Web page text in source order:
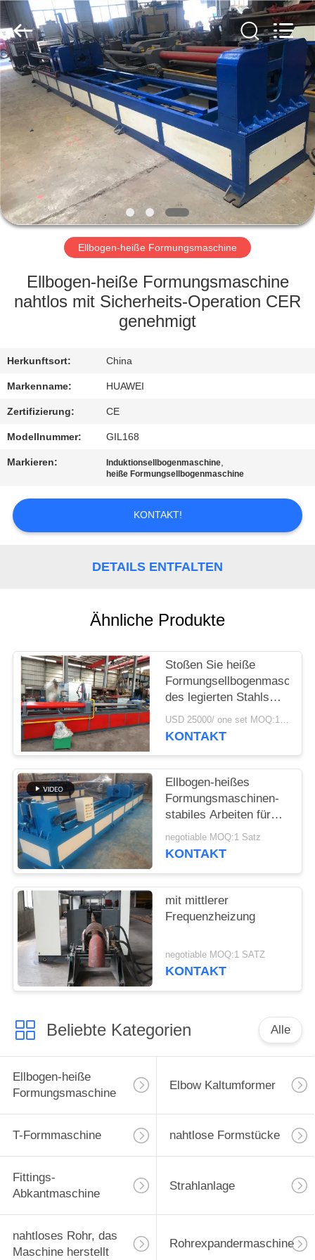
HAUS
PRODUKTE
VR
SHOW
ÜBER
FABRIK-
QUALITÄTSKONTROLLE
TRETEN
SIE
MIT
IN
VERBINDUNG
NACHRICHTEN
FORDERN
EIN
ZITAT
SITEMAP
PRIVACY
POLICY
Rights
Reserved.
Developed
by
ECER
Ellbogen-heiße Formungsmaschine
Ellbogen-heiße Formungsmaschine
nahtlos mit Sicherheits-Operation CER
genehmigt
Herkunftsort: China
Markenname: HUAWEI
Zertifizierung: CE
Modellnummer: GIL168
Markieren: Induktionsellbogenmaschine,
heiße Formungsellbogenmaschine
KONTAKT!
DETAILS ENTFALTEN
Ähnliche Produkte
Stoßen Sie heiße
Formungsellbogenmaschine
des legierten Stahls
des Kohlenstoffstahls
der maschinen-
USD 25000/ one set MOQ:1 Satz
KONTAKT
Ellbogen-heißes
Formungsmaschinen-
stabiles Arbeiten für
langen Radius u.
kurzen Radius-
negotiable MOQ:1 Satz
KONTAKT
mit mittlerer
Frequenzheizung
negotiable MOQ:1 SATZ
KONTAKT
Beliebte Kategorien Alle
Ellbogen-heiße
Formungsmaschine
Elbow Kaltumformer
T-Formmaschine nahtlose Formstücke
Fittings-
Abkantmaschine
Strahlanlage
nahtloses Rohr, das
Maschine herstellt
Rohrexpandermaschine